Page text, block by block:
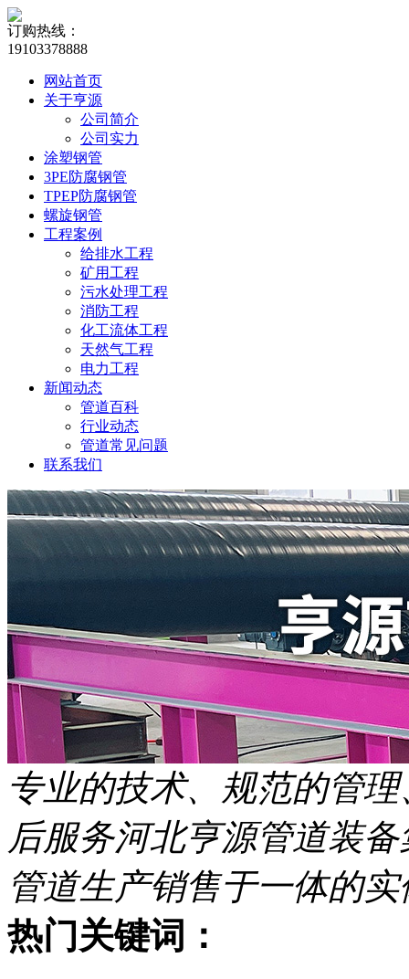
订购热线：
19103378888
网站首页
关于亨源
公司简介
公司实力
涂塑钢管
3PE防腐钢管
TPEP防腐钢管
螺旋钢管
工程案例
给排水工程
矿用工程
污水处理工程
消防工程
化工流体工程
天然气工程
电力工程
新闻动态
管道百科
行业动态
管道常见问题
联系我们
专业的技术、规范的管
后服务河北亨源管道装
管道生产销售于一体的
热门关键词：